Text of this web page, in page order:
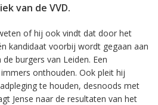
van de VVD.
of hij ook vindt dat door het
kandidaat voorbij wordt gegaan aan
burgers van Leiden. Een
onthouden. Ook pleit hij
te houden, desnoods met
Jense naar de resultaten van het